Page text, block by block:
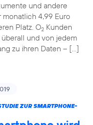
und andere
monatlich 4,99 Euro
Platz. O2Kunden
und von jedem
zu ihren Daten – […]
ZUR SMARTPHONE-